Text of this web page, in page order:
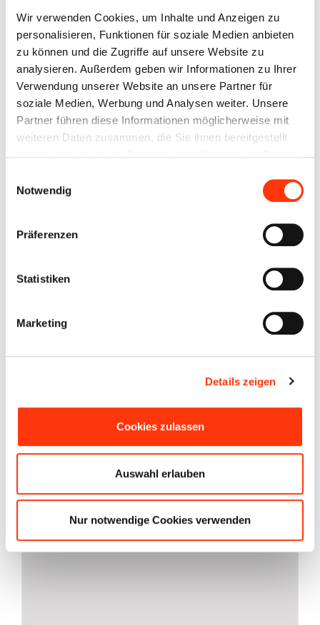
Wir verwenden Cookies, um Inhalte und Anzeigen zu
personalisieren, Funktionen für soziale Medien anbieten
zu können und die Zugriffe auf unsere Website zu
analysieren. Außerdem geben wir Informationen zu Ihrer
Verwendung unserer Website an unsere Partner für
soziale Medien, Werbung und Analysen weiter. Unsere
Partner führen diese Informationen möglicherweise mit
weiteren Daten zusammen, die Sie ihnen bereitgestellt
Cookies, wenn Sie unsere Webseite weiterhin nutzen.
Notwendig
Präferenzen
Statistiken
Marketing
Details zeigen
Cookies zulassen
Auswahl erlauben
Nur notwendige Cookies verwenden
ETRUSCO T5900FB
99,00€ Enthält 19% MwSt.
In den Warenkorb Details
Campervan CV 600DB
In den Warenkorb